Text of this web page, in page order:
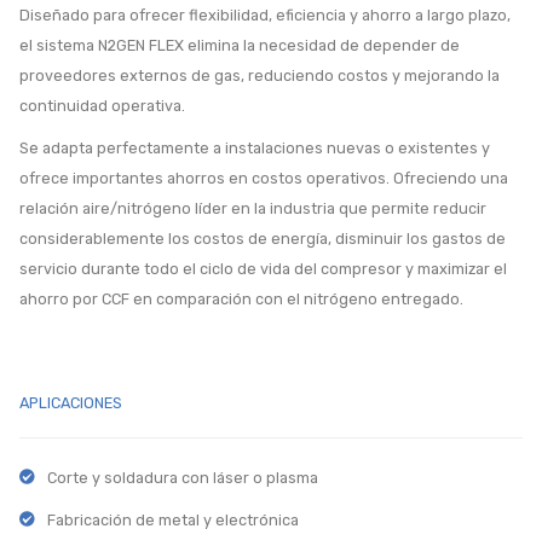
Diseñado para ofrecer flexibilidad, eficiencia y ahorro a largo plazo,
el sistema N2GEN FLEX elimina la necesidad de depender de
proveedores externos de gas, reduciendo costos y mejorando la
continuidad operativa.
Se adapta perfectamente a instalaciones nuevas o existentes y
ofrece importantes ahorros en costos operativos. Ofreciendo una
relación aire/nitrógeno líder en la industria que permite reducir
considerablemente los costos de energía, disminuir los gastos de
servicio durante todo el ciclo de vida del compresor y maximizar el
ahorro por CCF en comparación con el nitrógeno entregado.
APLICACIONES
Corte y soldadura con láser o plasma
Fabricación de metal y electrónica